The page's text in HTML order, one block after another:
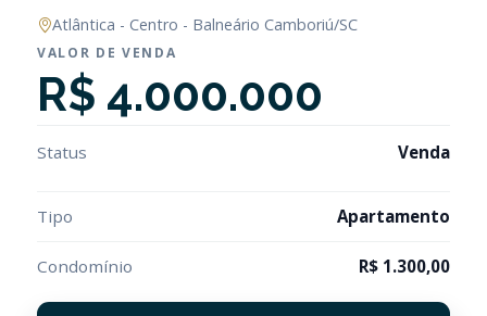
Atlântica - Centro - Balneário Camboriú/SC
VALOR DE VENDA
R$ 4.000.000
Status Venda
Tipo Apartamento
Condomínio R$ 1.300,00